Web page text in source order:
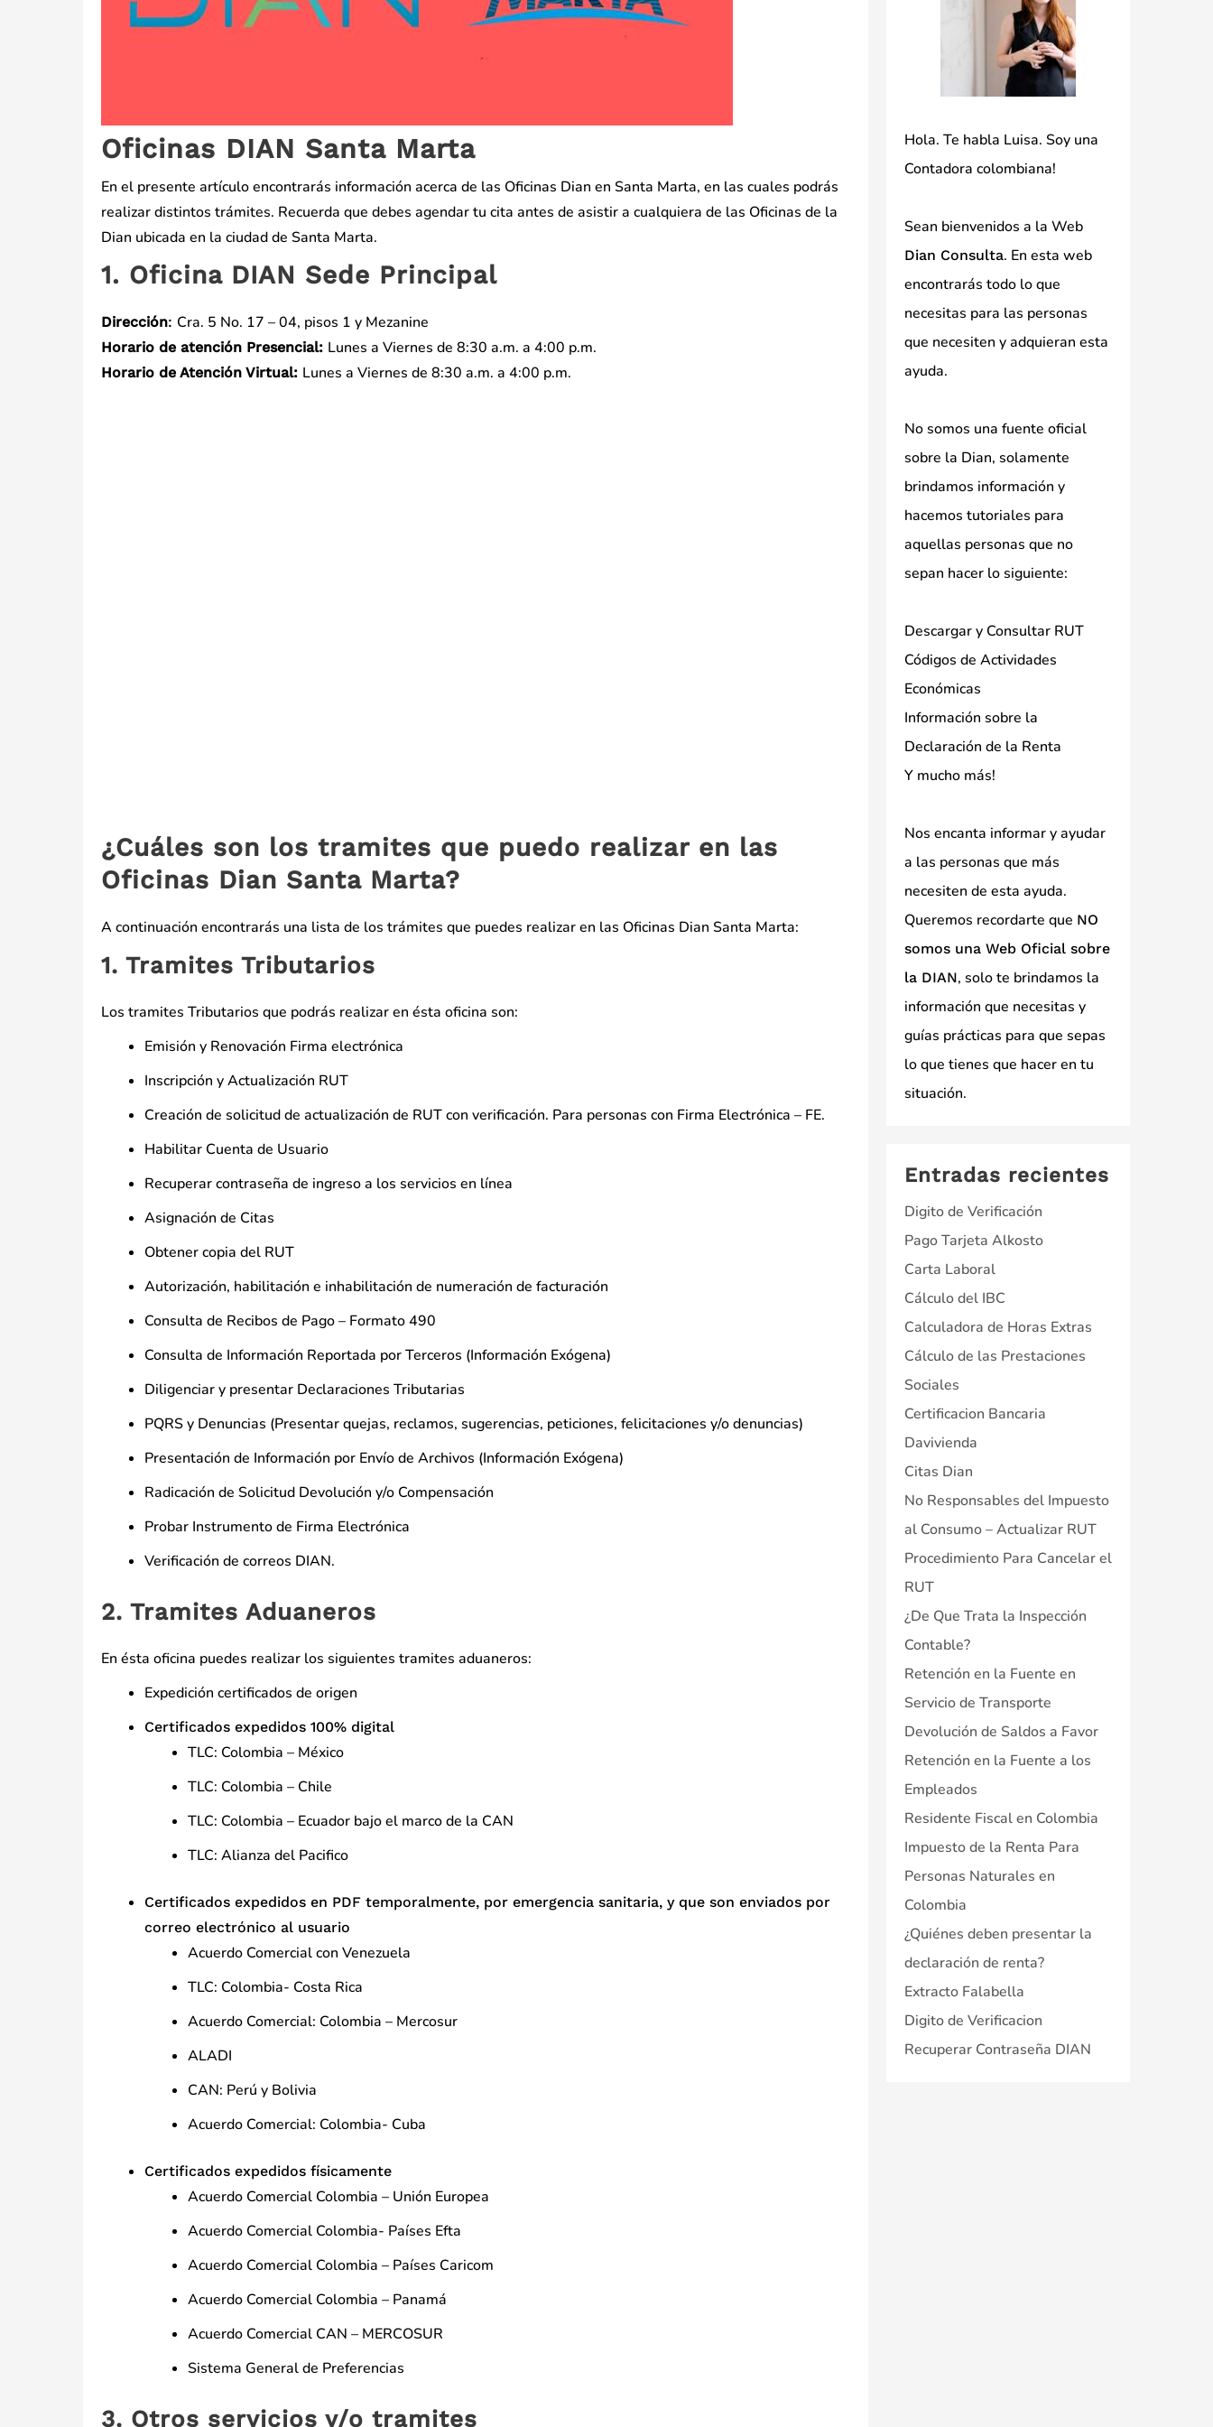
Oficinas DIAN Santa Marta
En el presente artículo encontrarás información acerca de las Oficinas Dian en Santa Marta, en las cuales podrás
realizar distintos trámites. Recuerda que debes agendar tu cita antes de asistir a cualquiera de las Oficinas de la
Dian ubicada en la ciudad de Santa Marta.
1. Oficina DIAN Sede Principal
Dirección: Cra. 5 No. 17 – 04, pisos 1 y Mezanine
Horario de atención Presencial: Lunes a Viernes de 8:30 a.m. a 4:00 p.m.
Horario de Atención Virtual: Lunes a Viernes de 8:30 a.m. a 4:00 p.m.
¿Cuáles son los tramites que puedo realizar en las
Oficinas Dian Santa Marta?
A continuación encontrarás una lista de los trámites que puedes realizar en las Oficinas Dian Santa Marta:
1. Tramites Tributarios
Los tramites Tributarios que podrás realizar en ésta oficina son:
Emisión y Renovación Firma electrónica
Inscripción y Actualización RUT
Creación de solicitud de actualización de RUT con verificación. Para personas con Firma Electrónica – FE.
Habilitar Cuenta de Usuario
Recuperar contraseña de ingreso a los servicios en línea
Asignación de Citas
Obtener copia del RUT
Autorización, habilitación e inhabilitación de numeración de facturación
Consulta de Recibos de Pago – Formato 490
Consulta de Información Reportada por Terceros (Información Exógena)
Diligenciar y presentar Declaraciones Tributarias
PQRS y Denuncias (Presentar quejas, reclamos, sugerencias, peticiones, felicitaciones y/o denuncias)
Presentación de Información por Envío de Archivos (Información Exógena)
Radicación de Solicitud Devolución y/o Compensación
Probar Instrumento de Firma Electrónica
Verificación de correos DIAN.
2. Tramites Aduaneros
En ésta oficina puedes realizar los siguientes tramites aduaneros:
Expedición certificados de origen
Certificados expedidos 100% digital
TLC: Colombia – México
TLC: Colombia – Chile
TLC: Colombia – Ecuador bajo el marco de la CAN
TLC: Alianza del Pacifico
Certificados expedidos en PDF temporalmente, por emergencia sanitaria, y que son enviados por
correo electrónico al usuario
Acuerdo Comercial con Venezuela
TLC: Colombia- Costa Rica
Acuerdo Comercial: Colombia – Mercosur
ALADI
CAN: Perú y Bolivia
Acuerdo Comercial: Colombia- Cuba
Certificados expedidos físicamente
Acuerdo Comercial Colombia – Unión Europea
Acuerdo Comercial Colombia- Países Efta
Acuerdo Comercial Colombia – Países Caricom
Acuerdo Comercial Colombia – Panamá
Acuerdo Comercial CAN – MERCOSUR
Sistema General de Preferencias
3. Otros servicios y/o tramites
Hola. Te habla Luisa. Soy una
Contadora colombiana!
Sean bienvenidos a la Web
Dian Consulta. En esta web
encontrarás todo lo que
necesitas para las personas
que necesiten y adquieran esta
ayuda.
No somos una fuente oficial
sobre la Dian, solamente
brindamos información y
hacemos tutoriales para
aquellas personas que no
sepan hacer lo siguiente:
Descargar y Consultar RUT
Códigos de Actividades
Económicas
Información sobre la
Declaración de la Renta
Y mucho más!
Nos encanta informar y ayudar
a las personas que más
necesiten de esta ayuda.
Queremos recordarte que NO
somos una Web Oficial sobre
la DIAN, solo te brindamos la
información que necesitas y
guías prácticas para que sepas
lo que tienes que hacer en tu
situación.
Entradas recientes
Digito de Verificación
Pago Tarjeta Alkosto
Carta Laboral
Cálculo del IBC
Calculadora de Horas Extras
Cálculo de las Prestaciones
Sociales
Certificacion Bancaria
Davivienda
Citas Dian
No Responsables del Impuesto
al Consumo – Actualizar RUT
Procedimiento Para Cancelar el
RUT
¿De Que Trata la Inspección
Contable?
Retención en la Fuente en
Servicio de Transporte
Devolución de Saldos a Favor
Retención en la Fuente a los
Empleados
Residente Fiscal en Colombia
Impuesto de la Renta Para
Personas Naturales en
Colombia
¿Quiénes deben presentar la
declaración de renta?
Extracto Falabella
Digito de Verificacion
Recuperar Contraseña DIAN